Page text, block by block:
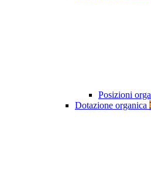
Posizioni
Dotazione organica